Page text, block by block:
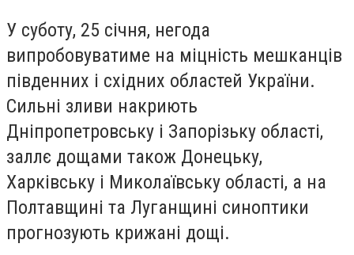
У суботу, 25 січня, негода
випробовуватиме на міцність мешканців
південних і східних областей України.
Сильні зливи накриють
Дніпропетровську і Запорізьку області,
заллє дощами також Донецьку,
Харківську і Миколаївську області, а на
Полтавщині та Луганщині синоптики
прогнозують крижані дощі.